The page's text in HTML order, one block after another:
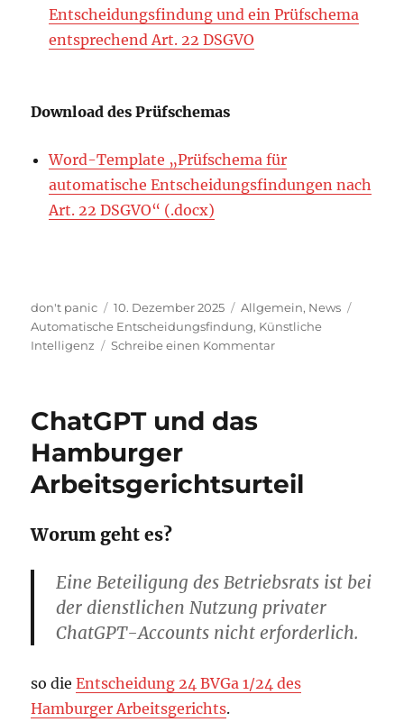
Entscheidungsfindung und ein Prüfschema
entsprechend Art. 22 DSGVO
Download des Prüfschemas
Word-Template „Prüfschema für
automatische Entscheidungsfindungen nach
Art. 22 DSGVO“ (.docx)
Autor
don't panic
Veröffentlicht
am
10. Dezember 2025 Kategorien
Allgemein, News
Automatische Entscheidungsfindung, Künstliche
Intelligenz
Schreibe einen Kommentarzu
ChatGPT und das
Hamburger
Arbeitsgerichtsurteil
Worum geht es?
Eine Beteiligung des Betriebsrats ist bei
der dienstlichen Nutzung privater
ChatGPT-Accounts nicht erforderlich.
so dieEntscheidung 24 BVGa 1/24 des
Hamburger Arbeitsgerichts.